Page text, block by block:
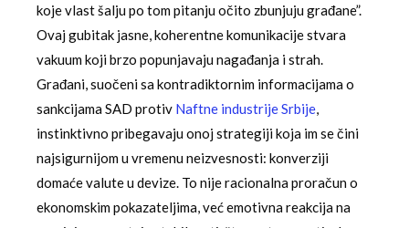
koje vlast šalju po tom pitanju očito zbunjuju građane”.
Ovaj gubitak jasne, koherentne komunikacije stvara
vakuum koji brzo popunjavaju nagađanja i strah.
Građani, suočeni sa kontradiktornim informacijama o
sankcijama SAD protiv Naftne industrije Srbije,
instinktivno pribegavaju onoj strategiji koja im se čini
najsigurnijom u vremenu neizvesnosti: konverziji
domaće valute u devize. To nije racionalna proračun o
ekonomskim pokazateljima, već emotivna reakcija na